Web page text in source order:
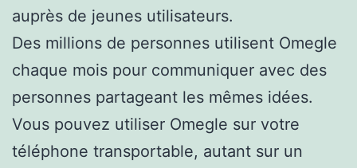
auprès de jeunes utilisateurs.
Des millions de personnes utilisent Omegle
chaque mois pour communiquer avec des
personnes partageant les mêmes idées.
Vous pouvez utiliser Omegle sur votre
téléphone transportable, autant sur un